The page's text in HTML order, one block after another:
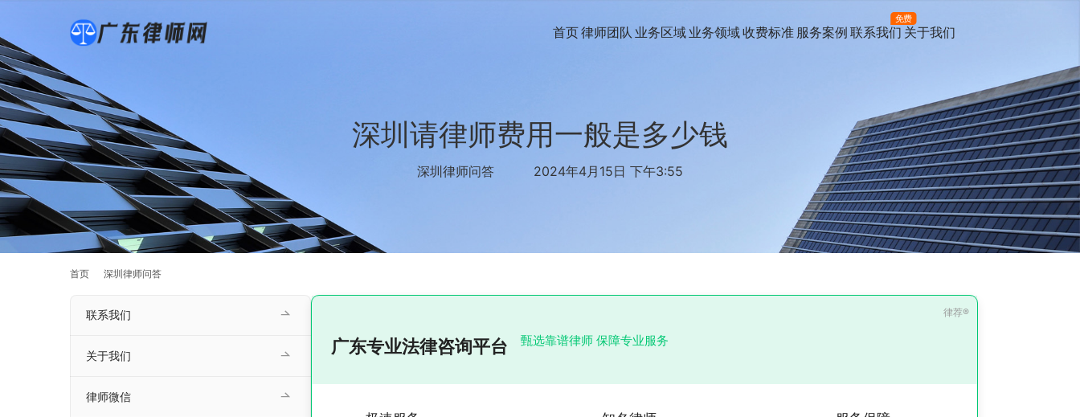
首页律师团队 业务区域 业务领域收费标准 服务案例 联系我们
免费
关于我们
深圳请律师费用一般是多少钱
深圳律师问答 2024年4月15日 下午3:55
首页 深圳律师问答
广东专业法律咨询平台 甄选靠谱律师 保障专业服务
联系我们
关于我们
律师微信